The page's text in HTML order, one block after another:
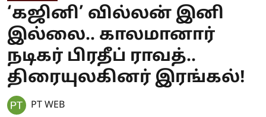
‘கஜினி’ வில்லன் இனி
இல்லை.. காலமானார்
நடிகர் பிரதீப் ராவத்..
திரையுலகினர் இரங்கல்!
PT WEB